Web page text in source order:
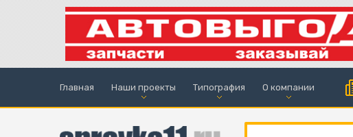
Главная Наши проекты Типография О компании